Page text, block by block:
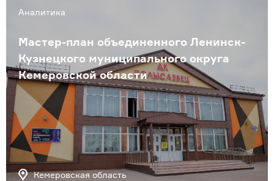
Аналитика
Мастер-план объединенного Ленинск-
Кузнецкого муниципального округа
Кемеровской области
Кемеровская область